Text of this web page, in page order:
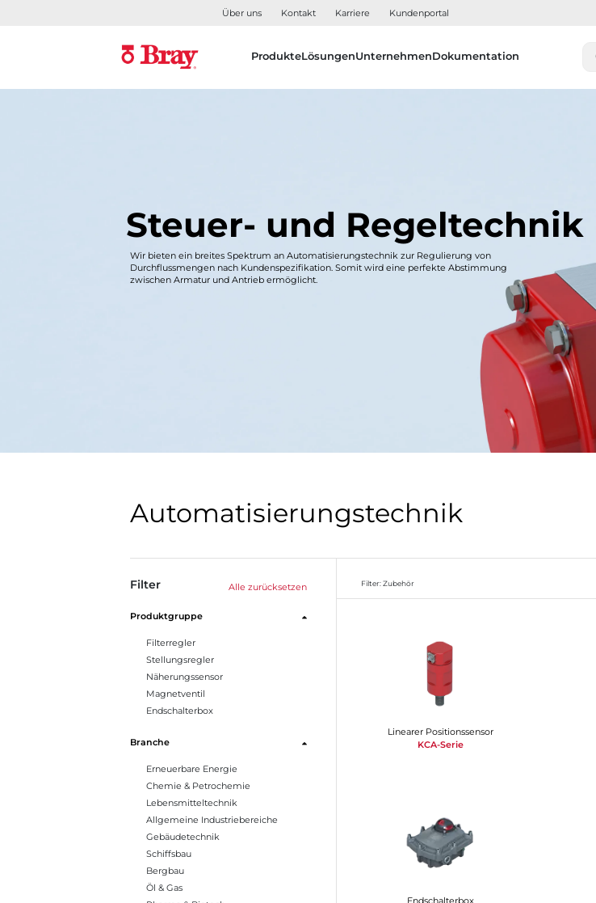
Über uns Kontakt Karriere Kundenportal
ProdukteLösungenUnternehmenDokumentation
Steuer- und Regeltechnik
Wir bieten ein breites Spektrum an Automatisierungstechnik zur Regulierung von
Durchflussmengen nach Kundenspezifikation. Somit wird eine perfekte Abstimmung
zwischen Armatur und Antrieb ermöglicht.
Automatisierungstechnik
Filter Alle zurücksetzen
Produktgruppe
Filterregler
Stellungsregler
Näherungssensor
Magnetventil
Endschalterbox
Branche
Erneuerbare Energie
Chemie & Petrochemie
Lebensmitteltechnik
Allgemeine Industriebereiche
Gebäudetechnik
Schiffsbau
Bergbau
Öl & Gas
Filter: Zubehör
Linearer Positionssensor
KCA-Serie
Endschalterbox